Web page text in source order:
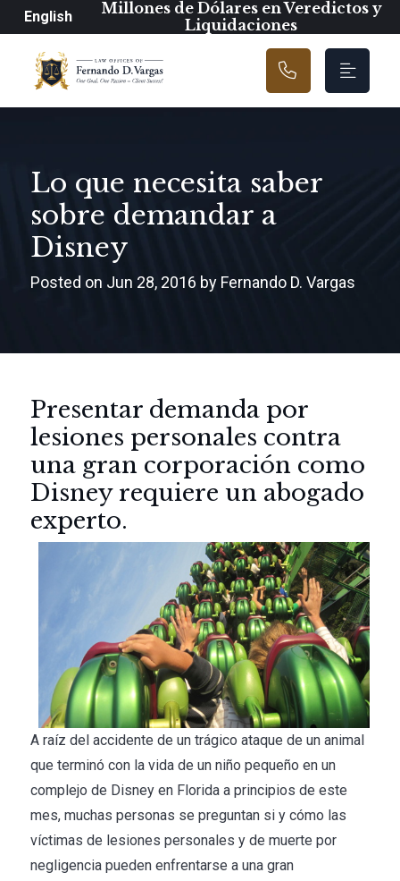
Navegación
English
Millones de Dólares en Veredictos y
Liquidaciones
Lo que necesita saber
sobre demandar a
Disney
Posted on Jun 28, 2016 by Fernando D. Vargas
Presentar demanda por
lesiones personales contra
una gran corporación como
Disney requiere un abogado
experto.
A raíz del accidente de un trágico ataque de un animal
que terminó con la vida de un niño pequeño en un
complejo de Disney en Florida a principios de este
mes, muchas personas se preguntan si y cómo las
víctimas de lesiones personales y de muerte por
negligencia pueden enfrentarse a una gran